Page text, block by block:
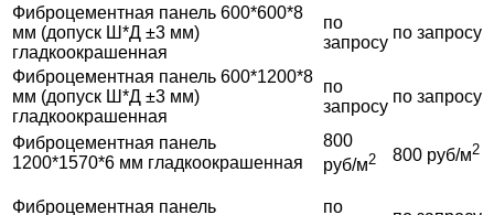
Фиброцементная панель 600*600*8
мм (допуск Ш*Д ±3 мм)
гладкоокрашенная
по
запросу
по запросу
Фиброцементная панель 600*1200*8
мм (допуск Ш*Д ±3 мм)
гладкоокрашенная
по
запросу
по запросу
Фиброцементная панель
1200*1570*6 мм гладкоокрашенная
800
руб/м2 800 руб/м2
Фиброцементная панель по